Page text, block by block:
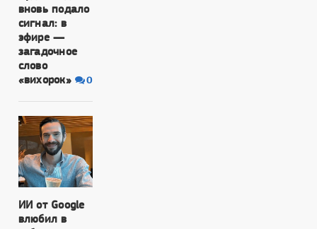
вновь подало
сигнал: в
эфире —
загадочное
слово
«вихорок»
0
ИИ от Google
влюбил в